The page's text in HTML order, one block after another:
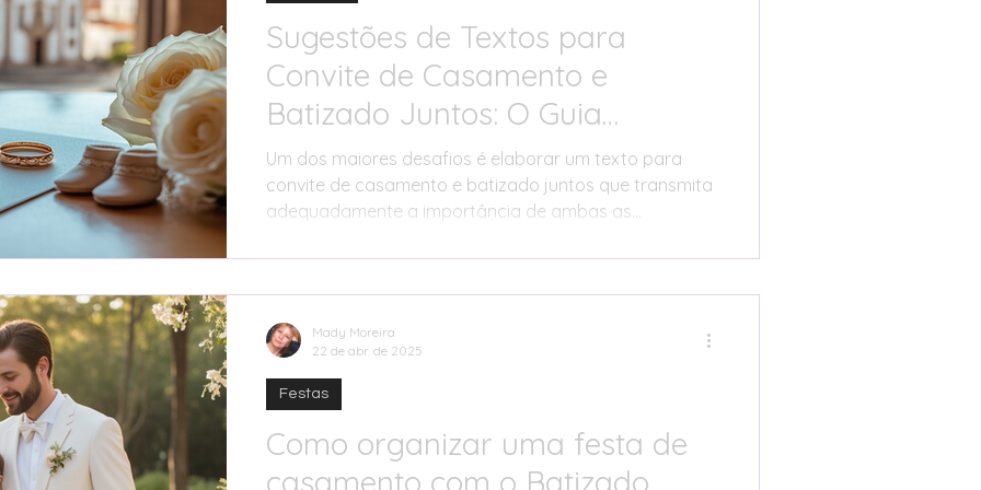
Sugestões de Textos para
Convite de Casamento e
Batizado Juntos: O Guia
Completo
Um dos maiores desafios é elaborar um texto para
convite de casamento e batizado juntos que transmita
adequadamente a importância de ambas as
Como organizar uma festa de
casamento com o Batizado
Festas
Mady Moreira
22 de abr. de 2025